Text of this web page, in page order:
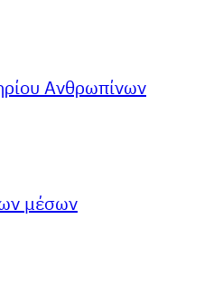
Ανθρωπίνων
μέσων